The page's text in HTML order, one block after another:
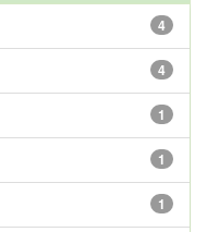
4
4
1
1
1